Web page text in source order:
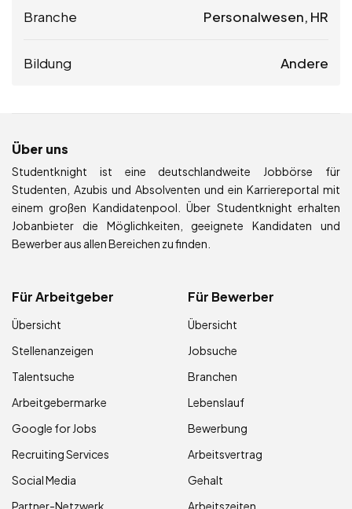
Branche Personalwesen, HR
Bildung Andere
Über uns
Studentknight ist eine deutschlandweite Jobbörse für
Studenten, Azubis und Absolventen und ein Karriereportal mit
einem großen Kandidatenpool. Über Studentknight erhalten
Jobanbieter die Möglichkeiten, geeignete Kandidaten und
Bewerber aus allen Bereichen zu finden.
Für Arbeitgeber
Übersicht
Stellenanzeigen
Talentsuche
Arbeitgebermarke
Google for Jobs
Recruiting Services
Social Media
Partner-Netzwerk
Für Bewerber
Übersicht
Jobsuche
Branchen
Lebenslauf
Bewerbung
Arbeitsvertrag
Gehalt
Arbeitszeiten